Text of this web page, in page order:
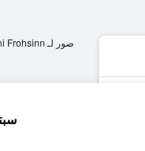
صور لـ Hotel Garni Frohsinn